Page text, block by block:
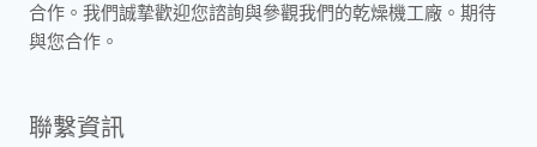
合作。我們誠摯歡迎您諮詢與參觀我們的乾燥機工廠。期待
與您合作。
聯繫資訊